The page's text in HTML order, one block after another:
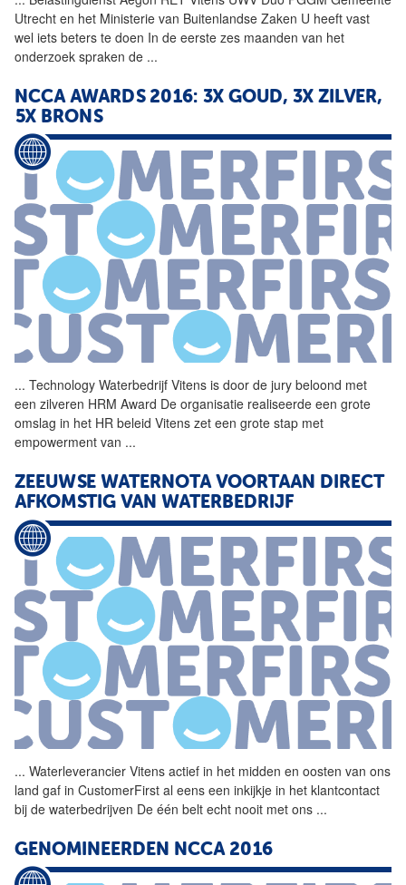
Utrecht en het Ministerie van Buitenlandse Zaken U heeft vast
wel iets beters te doen In de eerste zes maanden van het
onderzoek spraken de ...
NCCA AWARDS 2016: 3X GOUD, 3X ZILVER,
5X BRONS
... Technology Waterbedrijf Vitens is door de jury beloond met
een zilveren HRM Award De organisatie realiseerde een grote
omslag in het HR beleid Vitens zet een grote stap met
empowerment van ...
ZEEUWSE WATERNOTA VOORTAAN DIRECT
AFKOMSTIG VAN WATERBEDRIJF
... Waterleverancier Vitens actief in het midden en oosten van ons
land gaf in CustomerFirst al eens een inkijkje in het klantcontact
bij de waterbedrijven De één belt echt nooit met ons ...
GENOMINEERDEN NCCA 2016